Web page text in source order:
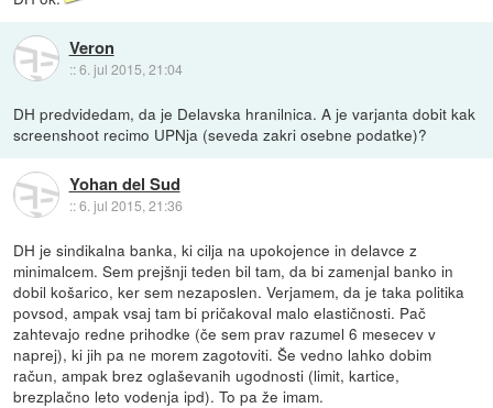
Veron
::6. jul 2015, 21:04
DH predvidedam, da je Delavska hranilnica. A je varjanta dobit kak
screenshoot recimo UPNja (seveda zakri osebne podatke)?
Yohan del Sud
::6. jul 2015, 21:36
DH je sindikalna banka, ki cilja na upokojence in delavce z
minimalcem. Sem prejšnji teden bil tam, da bi zamenjal banko in
dobil košarico, ker sem nezaposlen. Verjamem, da je taka politika
povsod, ampak vsaj tam bi pričakoval malo elastičnosti. Pač
zahtevajo redne prihodke (če sem prav razumel 6 mesecev v
naprej), ki jih pa ne morem zagotoviti. Še vedno lahko dobim
račun, ampak brez oglaševanih ugodnosti (limit, kartice,
brezplačno leto vodenja ipd). To pa že imam.